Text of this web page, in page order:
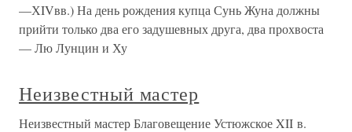
—ХIVвв.) На день рождения купца Сунь Жуна должны
прийти только два его задушевных друга, два прохвоста
— Лю Лунцин и Ху
Неизвестный мастер
Неизвестный мастер Благовещение Устюжское XII в.